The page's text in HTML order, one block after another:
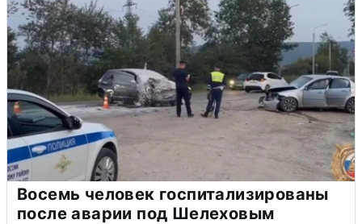
Восемь человек госпитализированы
после аварии под Шелеховым